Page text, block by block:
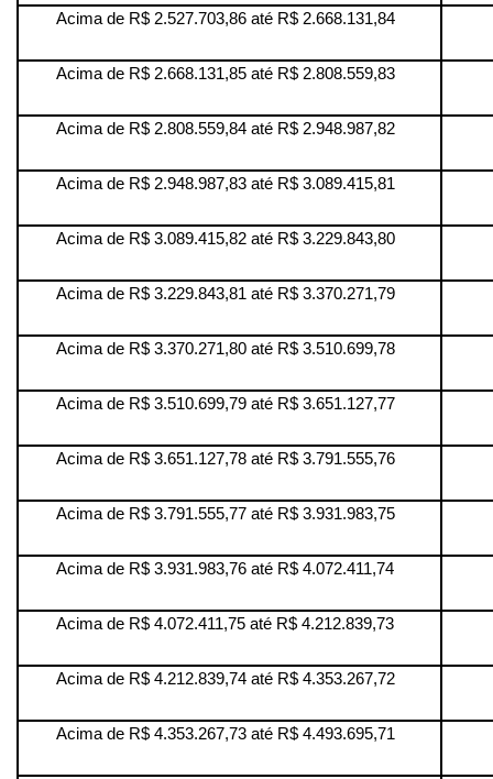
Acima de R$ 2.527.703,86 até R$ 2.668.131,84
Acima de R$ 2.668.131,85 até R$ 2.808.559,83
Acima de R$ 2.808.559,84 até R$ 2.948.987,82
Acima de R$ 2.948.987,83 até R$ 3.089.415,81
Acima de R$ 3.089.415,82 até R$ 3.229.843,80
Acima de R$ 3.229.843,81 até R$ 3.370.271,79
Acima de R$ 3.370.271,80 até R$ 3.510.699,78
Acima de R$ 3.510.699,79 até R$ 3.651.127,77
Acima de R$ 3.651.127,78 até R$ 3.791.555,76
Acima de R$ 3.791.555,77 até R$ 3.931.983,75
Acima de R$ 3.931.983,76 até R$ 4.072.411,74
Acima de R$ 4.072.411,75 até R$ 4.212.839,73
Acima de R$ 4.212.839,74 até R$ 4.353.267,72
Acima de R$ 4.353.267,73 até R$ 4.493.695,71